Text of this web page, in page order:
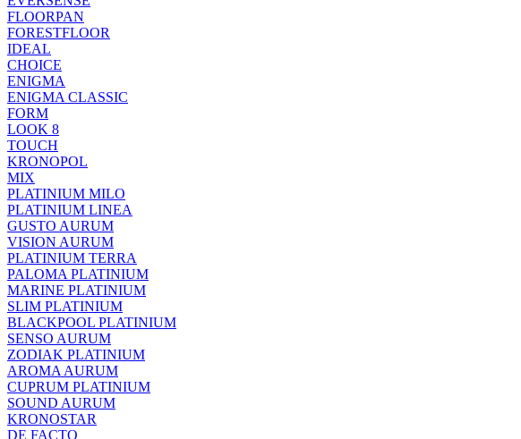
FLOORPAN
FORESTFLOOR
IDEAL
CHOICE
ENIGMA
ENIGMA CLASSIC
FORM
LOOK 8
TOUCH
KRONOPOL
MIX
PLATINIUM MILO
PLATINIUM LINEA
GUSTO AURUM
VISION AURUM
PLATINIUM TERRA
PALOMA PLATINIUM
MARINE PLATINIUM
SLIM PLATINIUM
BLACKPOOL PLATINIUM
SENSO AURUM
ZODIAK PLATINIUM
AROMA AURUM
CUPRUM PLATINIUM
SOUND AURUM
KRONOSTAR
DE FACTO